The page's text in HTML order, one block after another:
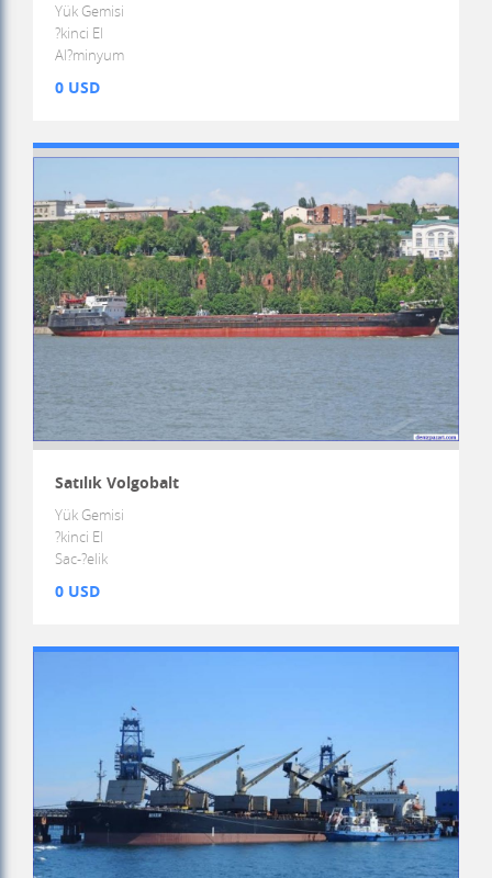
Yük Gemisi
?kinci El
Al?minyum
0 USD
Satılık Volgobalt
Yük Gemisi
?kinci El
Sac-?elik
0 USD